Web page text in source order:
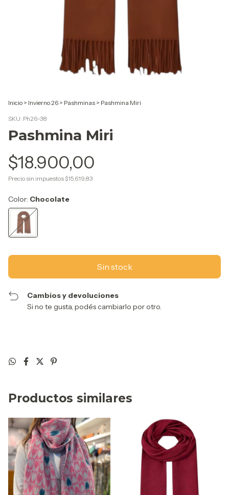
Inicio > Invierno 26 > Pashminas > Pashmina Miri
SKU: Ph26-38
Pashmina Miri
$18.900,00
Precio sin impuestos $15.619,83
Color: Chocolate
Cambios y devoluciones
Si no te gusta, podés cambiarlo por otro.
Productos similares